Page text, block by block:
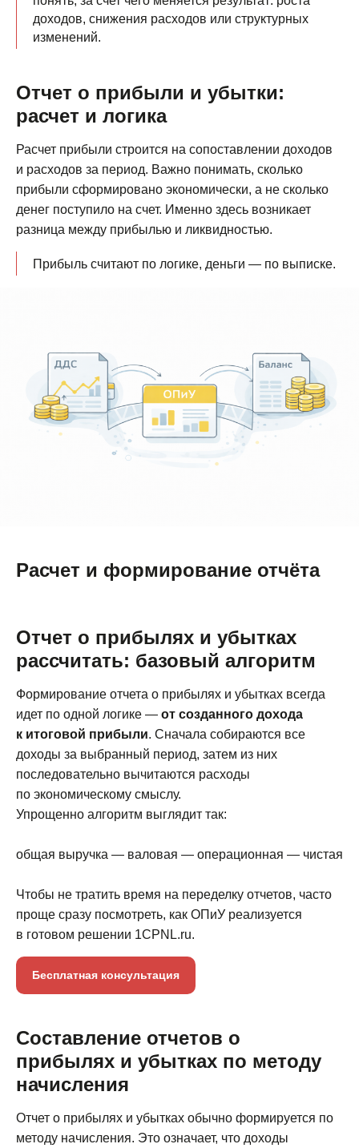
доходов, снижения расходов или структурных
изменений.
Отчет о прибыли и убытки:
расчет и логика
Расчет прибыли строится на сопоставлении доходов
и расходов за период. Важно понимать, сколько
прибыли сформировано экономически, а не сколько
денег поступило на счет. Именно здесь возникает
разница между прибылью и ликвидностью.
Прибыль считают по логике, деньги — по выписке.
Расчет и формирование отчёта
Отчет о прибылях и убытках
рассчитать: базовый алгоритм
Формирование отчета о прибылях и убытках всегда
идет по одной логике — от созданного дохода
к итоговой прибыли. Сначала собираются все
доходы за выбранный период, затем из них
последовательно вычитаются расходы
по экономическому смыслу.
Упрощенно алгоритм выглядит так:
общая выручка — валовая — операционная — чистая
Чтобы не тратить время на переделку отчетов, часто
проще сразу посмотреть, как ОПиУ реализуется
в готовом решении 1CPNL.ru.
Бесплатная консультация
Составление отчетов о
прибылях и убытках по методу
начисления
Отчет о прибылях и убытках обычно формируется по
методу начисления. Это означает, что доходы